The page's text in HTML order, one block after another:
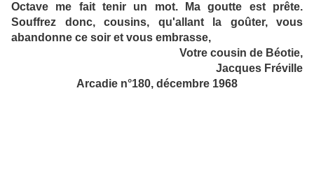
Octave me fait tenir un mot. Ma goutte est prête.
Souffrez donc, cousins, qu'allant la goûter, vous
abandonne ce soir et vous embrasse,
Votre cousin de Béotie,
Jacques Fréville
Arcadie n°180, décembre 1968